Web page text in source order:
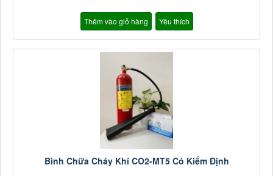
Thêm vào giỏ hàng Yêu thích
Bình Chữa Cháy Khí CO2-MT5 Có Kiểm Định